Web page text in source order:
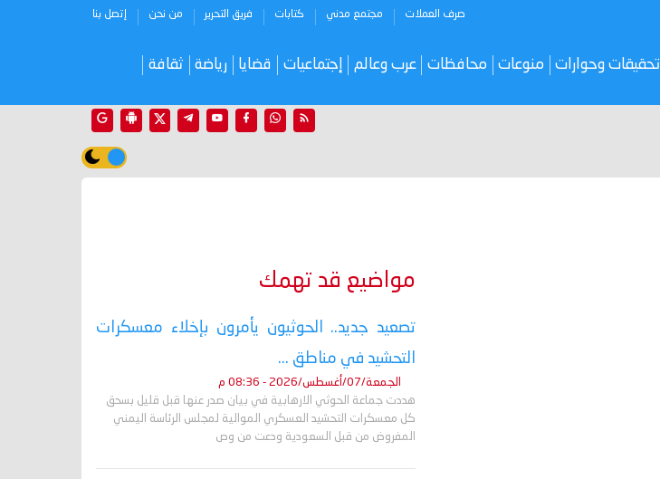
صرف العملات مجتمع مدني كتابات فريق التحرير من نحن إتصل بنا
تحقيقات وحوارات منوعات محافظات عرب وعالم إجتماعيات قضايا رياضة ثقافة
مواضيع قد تهمك
تصعيد جديد.. الحوثيون يأمرون بإخلاء معسكرات
التحشيد في مناطق ...
الجمعة/07/أغسطس/2026 - 08:36 م
هددت جماعة الحوثي الارهابية في بيان صدر عنها قبل قليل بسحق
كل معسكرات التحشيد العسكري الموالية لمجلس الرئاسة اليمني
المفروض من قبل السعودية ودعت من وص